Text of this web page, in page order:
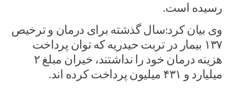
رسیده است.
وی بیان کرد:سال گذشته برای درمان و ترخیص
۱۳۷ بیمار در تربت حیدریه که توان پرداخت
هزینه درمان خود را نداشتند، خیران مبلغ ۲
میلیارد و ۴۳۱ میلیون پرداخت کرده اند.